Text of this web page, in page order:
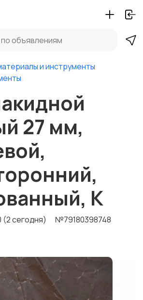
и инструменты
27 мм,
К
(2 сегодня) №79180398748